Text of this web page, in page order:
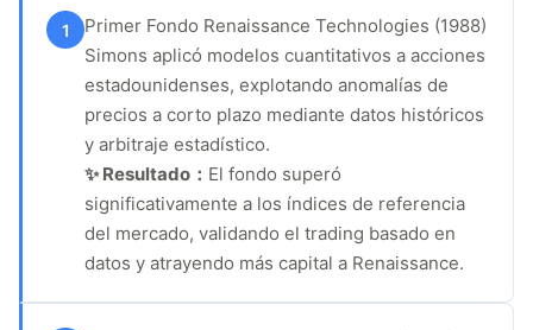
1
Primer Fondo Renaissance Technologies (1988)
Simons aplicó modelos cuantitativos a acciones
estadounidenses, explotando anomalías de
precios a corto plazo mediante datos históricos
y arbitraje estadístico.
✨ Resultado： El fondo superó
significativamente a los índices de referencia
del mercado, validando el trading basado en
datos y atrayendo más capital a Renaissance.